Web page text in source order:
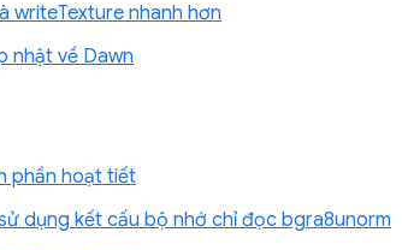
writeTexture nhanh hơn
nhật về Dawn
phần hoạt tiết
dụng kết cấu bộ nhớ chỉ đọc bgra8unorm